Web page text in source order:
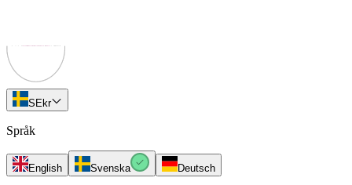
SEkr
Språk
English Svenska Deutsch